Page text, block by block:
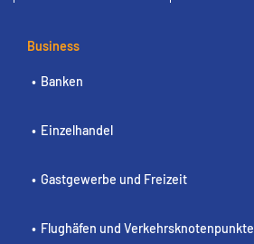
Business
Banken
Einzelhandel
Gastgewerbe und Freizeit
Flughäfen und Verkehrsknotenpunkte